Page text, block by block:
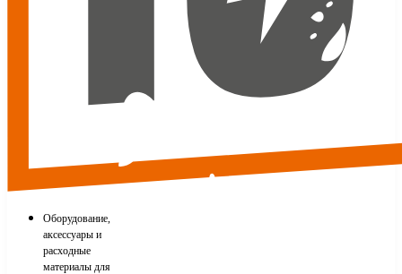
Оборудование,
аксессуары и
расходные
материалы для